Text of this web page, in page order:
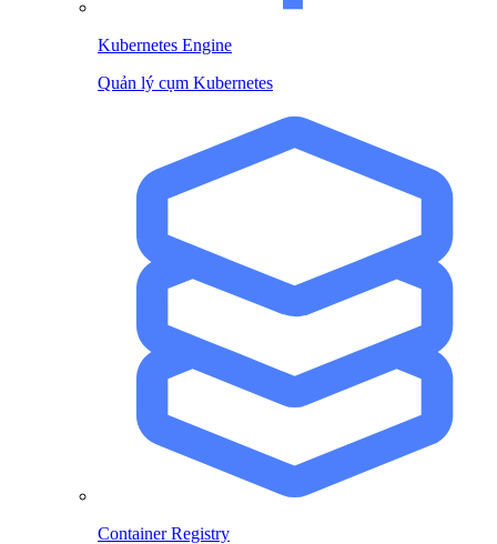
Kubernetes Engine
Quản lý cụm Kubernetes
Container Registry